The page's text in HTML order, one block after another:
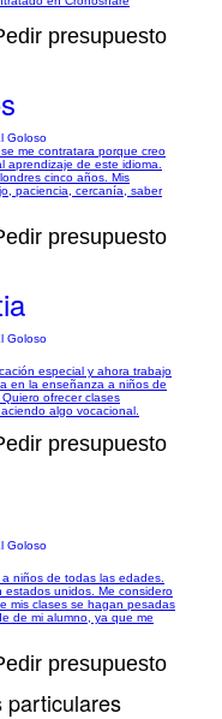
presupuesto
Goloso
me contratara porque creo
aprendizaje de este idioma.
cinco años. Mis
paciencia, cercanía, saber
presupuesto
Goloso
especial y ahora trabajo
en la enseñanza a niños de
ofrecer clases
algo vocacional.
presupuesto
Goloso
niños de todas las edades.
estados unidos. Me considero
mis clases se hagan pesadas
de mi alumno, ya que me
presupuesto
particulares